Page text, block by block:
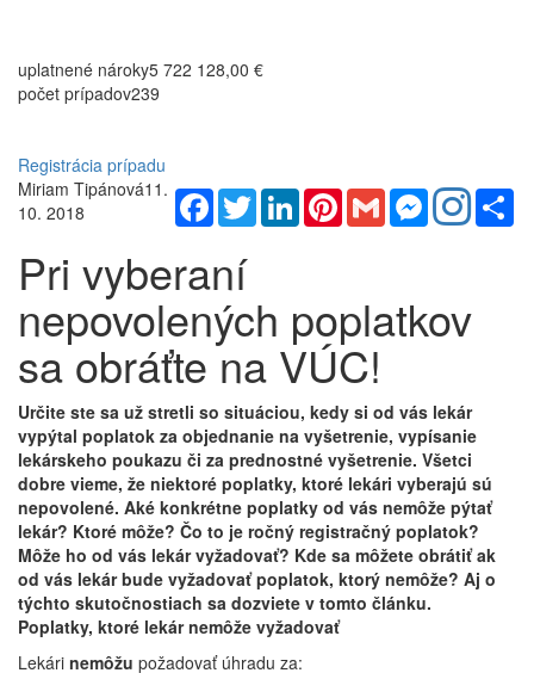
uplatnené nároky5 722 128,00 €
počet prípadov239
Registrácia prípadu
Facebook
TwitterLinkedInPinterestGmail Messenger
Miriam Tipánová11.
10. 2018
Pri vyberaní
nepovolených poplatkov
sa obráťte na VÚC!
Určite ste sa už stretli so situáciou, kedy si od vás lekár
vypýtal poplatok za objednanie na vyšetrenie, vypísanie
lekárskeho poukazu či za prednostné vyšetrenie. Všetci
dobre vieme, že niektoré poplatky, ktoré lekári vyberajú sú
nepovolené. Aké konkrétne poplatky od vás nemôže pýtať
lekár? Ktoré môže? Čo to je ročný registračný poplatok?
Môže ho od vás lekár vyžadovať? Kde sa môžete obrátiť ak
od vás lekár bude vyžadovať poplatok, ktorý nemôže? Aj o
týchto skutočnostiach sa dozviete v tomto článku.
Poplatky, ktoré lekár nemôže vyžadovať
Lekári nemôžu požadovať úhradu za: